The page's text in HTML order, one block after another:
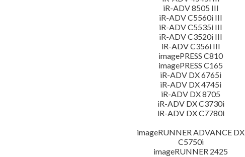
iR-ADV 8505 III
iR-ADV C5560i III
iR-ADV C5535i III
iR-ADV C3520i III
iR-ADV C356i III
imagePRESS C810
imagePRESS C165
iR-ADV DX 6765i
iR-ADV DX 4745i
iR-ADV DX 8705
iR-ADV DX C3730i
iR-ADV DX C7780i
imageRUNNER ADVANCE DX
C5750i
imageRUNNER 2425